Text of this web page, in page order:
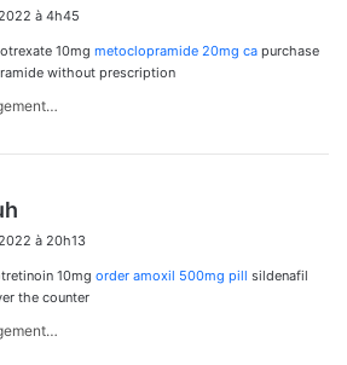
t
:
à 4h45
10mg metoclopramide 20mg ca purchase
without prescription
t
:
à 20h13
10mg order amoxil 500mg pill sildenafil
the counter